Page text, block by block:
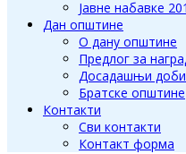
Јавне набавке
Дан општине
О дану општине
Предлог за
Досадашњи
Братске општине
Контакти
Сви контакти
Контакт форма